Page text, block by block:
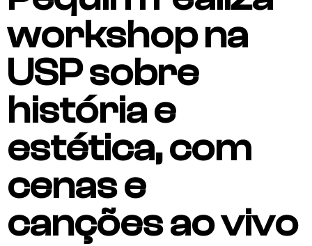
workshop na
USP sobre
história e
estética, com
cenas e
canções ao vivo